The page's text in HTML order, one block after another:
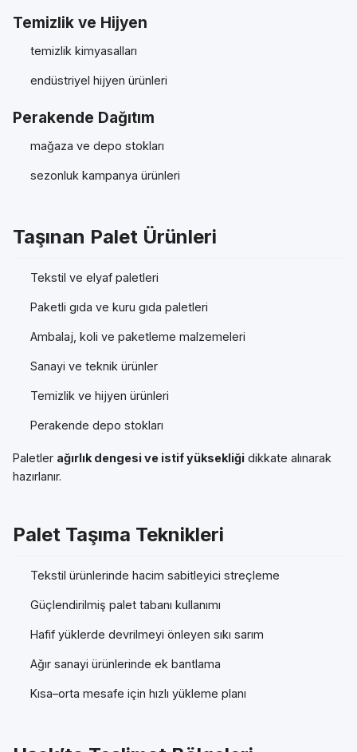
Temizlik ve Hijyen
temizlik kimyasalları
endüstriyel hijyen ürünleri
Perakende Dağıtım
mağaza ve depo stokları
sezonluk kampanya ürünleri
Taşınan Palet Ürünleri
Tekstil ve elyaf paletleri
Paketli gıda ve kuru gıda paletleri
Ambalaj, koli ve paketleme malzemeleri
Sanayi ve teknik ürünler
Temizlik ve hijyen ürünleri
Perakende depo stokları
Paletler ağırlık dengesi ve istif yüksekliği dikkate alınarak
hazırlanır.
Palet Taşıma Teknikleri
Tekstil ürünlerinde hacim sabitleyici streçleme
Güçlendirilmiş palet tabanı kullanımı
Hafif yüklerde devrilmeyi önleyen sıkı sarım
Ağır sanayi ürünlerinde ek bantlama
Kısa–orta mesafe için hızlı yükleme planı